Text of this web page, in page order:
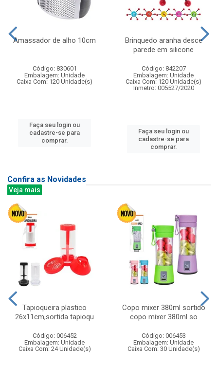
Amassador de alho 10cm
Código: 830601
Embalagem: Unidade
Caixa Com: 120 Unidade(s)
Faça seu login ou
cadastre-se para
comprar.
Brinquedo aranha desce
parede em silicone
Código: 842207
Embalagem: Unidade
Caixa Com: 120 Unidade(s)
Inmetro: 005527/2020
Faça seu login ou
cadastre-se para
comprar.
Confira as Novidades
Veja mais
Tapioqueira plastico
26x11cm,sortida tapioqu
Código: 006452
Embalagem: Unidade
Caixa Com: 24 Unidade(s)
Copo mixer 380ml sortido
copo mixer 380ml so
Código: 006453
Embalagem: Unidade
Caixa Com: 30 Unidade(s)